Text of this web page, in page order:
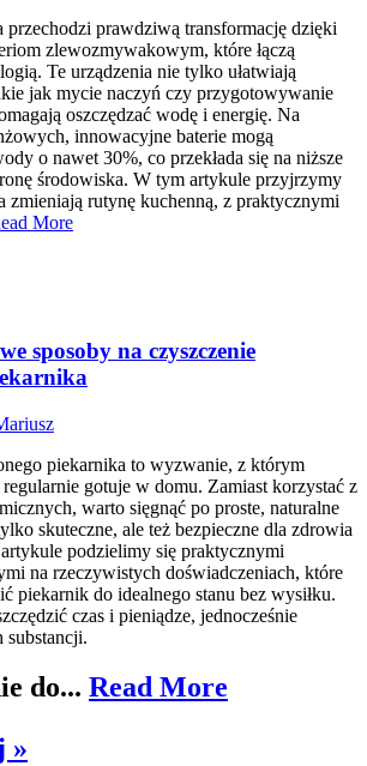
przechodzi prawdziwą transformację dzięki
zlewozmywakowym, które łączą
Te urządzenia nie tylko ułatwiają
jak mycie naczyń czy przygotowywanie
oszczędzać wodę i energię. Na
innowacyjne baterie mogą
o nawet 30%, co przekłada się na niższe
środowiska. W tym artykule przyjrzymy
zmieniają rutynę kuchenną, z praktycznymi
More
sposoby na czyszczenie
piekarnika to wyzwanie, z którym
gotuje w domu. Zamiast korzystać z
warto sięgnąć po proste, naturalne
skuteczne, ale też bezpieczne dla zdrowia
podzielimy się praktycznymi
na rzeczywistych doświadczeniach, które
piekarnik do idealnego stanu bez wysiłku.
czas i pieniądze, jednocześnie
do... Read More
»